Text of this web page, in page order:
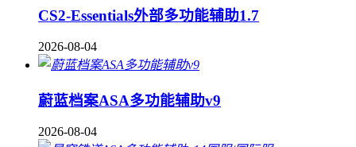
CS2-Essentials外部多功能辅助1.7
2026-08-04
蔚蓝档案ASA多功能辅助v9
2026-08-04